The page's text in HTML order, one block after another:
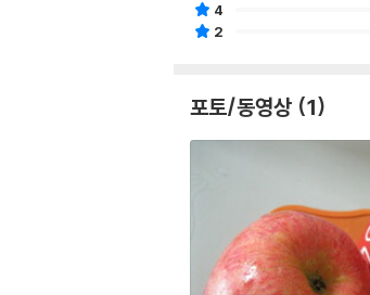
4
2
포토/동영상 (1)